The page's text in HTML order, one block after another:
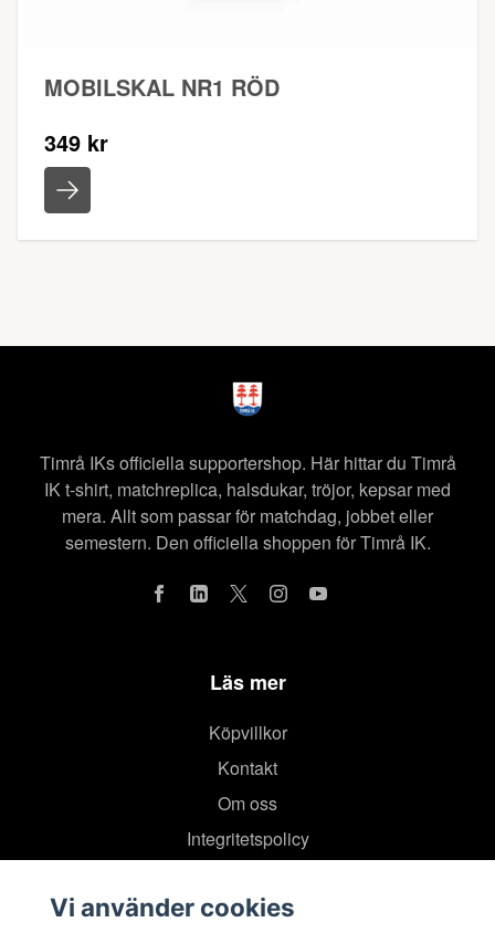
MOBILSKAL NR1 RÖD
349 kr
Timrå IKs officiella supportershop. Här hittar du Timrå
IK t-shirt, matchreplica, halsdukar, tröjor, kepsar med
mera. Allt som passar för matchdag, jobbet eller
semestern. Den officiella shoppen för Timrå IK.
Läs mer
Köpvillkor
Kontakt
Om oss
Integritetspolicy
Vi använder cookies